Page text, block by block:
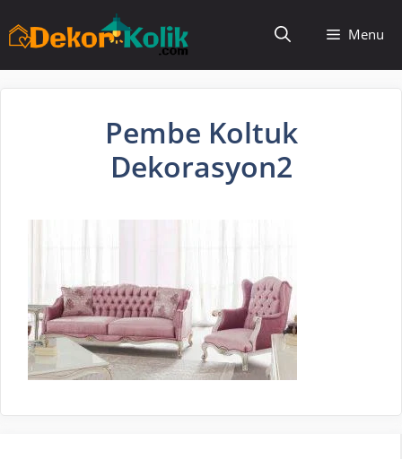
atla
Menu
Pembe Koltuk
Dekorasyon2